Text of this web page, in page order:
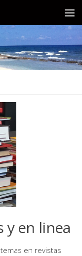
y en linea
en revistas